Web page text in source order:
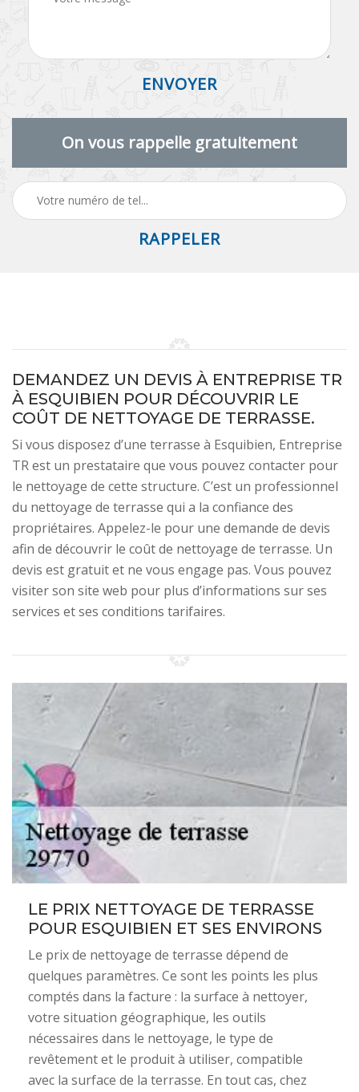
On vous rappelle gratuitement
DEMANDEZ UN DEVIS À ENTREPRISE TR
À ESQUIBIEN POUR DÉCOUVRIR LE
COÛT DE NETTOYAGE DE TERRASSE.
Si vous disposez d’une terrasse à Esquibien, Entreprise
TR est un prestataire que vous pouvez contacter pour
le nettoyage de cette structure. C’est un professionnel
du nettoyage de terrasse qui a la confiance des
propriétaires. Appelez-le pour une demande de devis
afin de découvrir le coût de nettoyage de terrasse. Un
devis est gratuit et ne vous engage pas. Vous pouvez
visiter son site web pour plus d’informations sur ses
services et ses conditions tarifaires.
LE PRIX NETTOYAGE DE TERRASSE
POUR ESQUIBIEN ET SES ENVIRONS
Le prix de nettoyage de terrasse dépend de
quelques paramètres. Ce sont les points les plus
comptés dans la facture : la surface à nettoyer,
votre situation géographique, les outils
nécessaires dans le nettoyage, le type de
revêtement et le produit à utiliser, compatible
avec la surface de la terrasse. En tout cas, chez